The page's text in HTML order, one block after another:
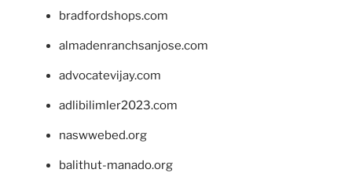
bradfordshops.com
almadenranchsanjose.com
advocatevijay.com
adlibilimler2023.com
naswwebed.org
balithut-manado.org